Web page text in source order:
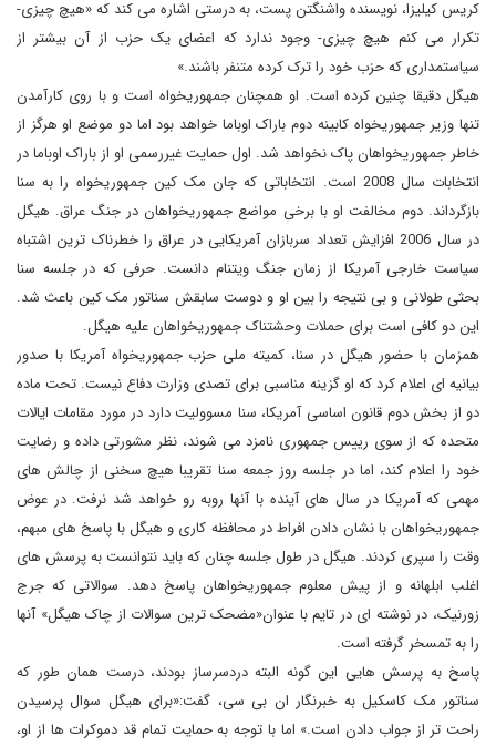
کریس کیلیزا، نویسنده واشنگتن پست، به درستی اشاره می کند که «هیچ چیزی-
تکرار می کنم هیچ چیزی- وجود ندارد که اعضای یک حزب از آن بیشتر از
سیاستمداری که حزب خود را ترک کرده متنفر باشند.»
هیگل دقیقا چنین کرده است. او همچنان جمهوریخواه است و با روی کارآمدن
تنها وزیر جمهوریخواه کابینه دوم باراک اوباما خواهد بود اما دو موضع او هرگز از
خاطر جمهوریخواهان پاک نخواهد شد. اول حمایت غیررسمی او از باراک اوباما در
انتخابات سال 2008 است. انتخاباتی که جان مک کین جمهوریخواه را به سنا
بازگرداند. دوم مخالفت او با برخی مواضع جمهوریخواهان در جنگ عراق. هیگل
در سال 2006 افزایش تعداد سربازان آمریکایی در عراق را خطرناک ترین اشتباه
سیاست خارجی آمریکا از زمان جنگ ویتنام دانست. حرفی که در جلسه سنا
بحثی طولانی و بی نتیجه را بین او و دوست سابقش سناتور مک کین باعث شد.
این دو کافی است برای حملات وحشتناک جمهوریخواهان علیه هیگل.
همزمان با حضور هیگل در سنا، کمیته ملی حزب جمهوریخواه آمریکا با صدور
بیانیه ای اعلام کرد که او گزینه مناسبی برای تصدی وزارت دفاع نیست. تحت ماده
دو از بخش دوم قانون اساسی آمریکا، سنا مسوولیت دارد در مورد مقامات ایالات
متحده که از سوی رییس جمهوری نامزد می شوند، نظر مشورتی داده و رضایت
خود را اعلام کند، اما در جلسه روز جمعه سنا تقریبا هیچ سخنی از چالش های
مهمی که آمریکا در سال های آینده با آنها روبه رو خواهد شد نرفت. در عوض
جمهوریخواهان با نشان دادن افراط در محافظه کاری و هیگل با پاسخ های مبهم،
وقت را سپری کردند. هیگل در طول جلسه چنان که باید نتوانست به پرسش های
اغلب ابلهانه و از پیش معلوم جمهوریخواهان پاسخ دهد. سوالاتی که جرج
زورنیک، در نوشته ای در تایم با عنوان«مضحک ترین سوالات از چاک هیگل» آنها
را به تمسخر گرفته است.
پاسخ به پرسش هایی این گونه البته دردسرساز بودند، درست همان طور که
سناتور مک کاسکیل به خبرنگار ان بی سی، گفت:«برای هیگل سوال پرسیدن
راحت تر از جواب دادن است.» اما با توجه به حمایت تمام قد دموکرات ها از او،